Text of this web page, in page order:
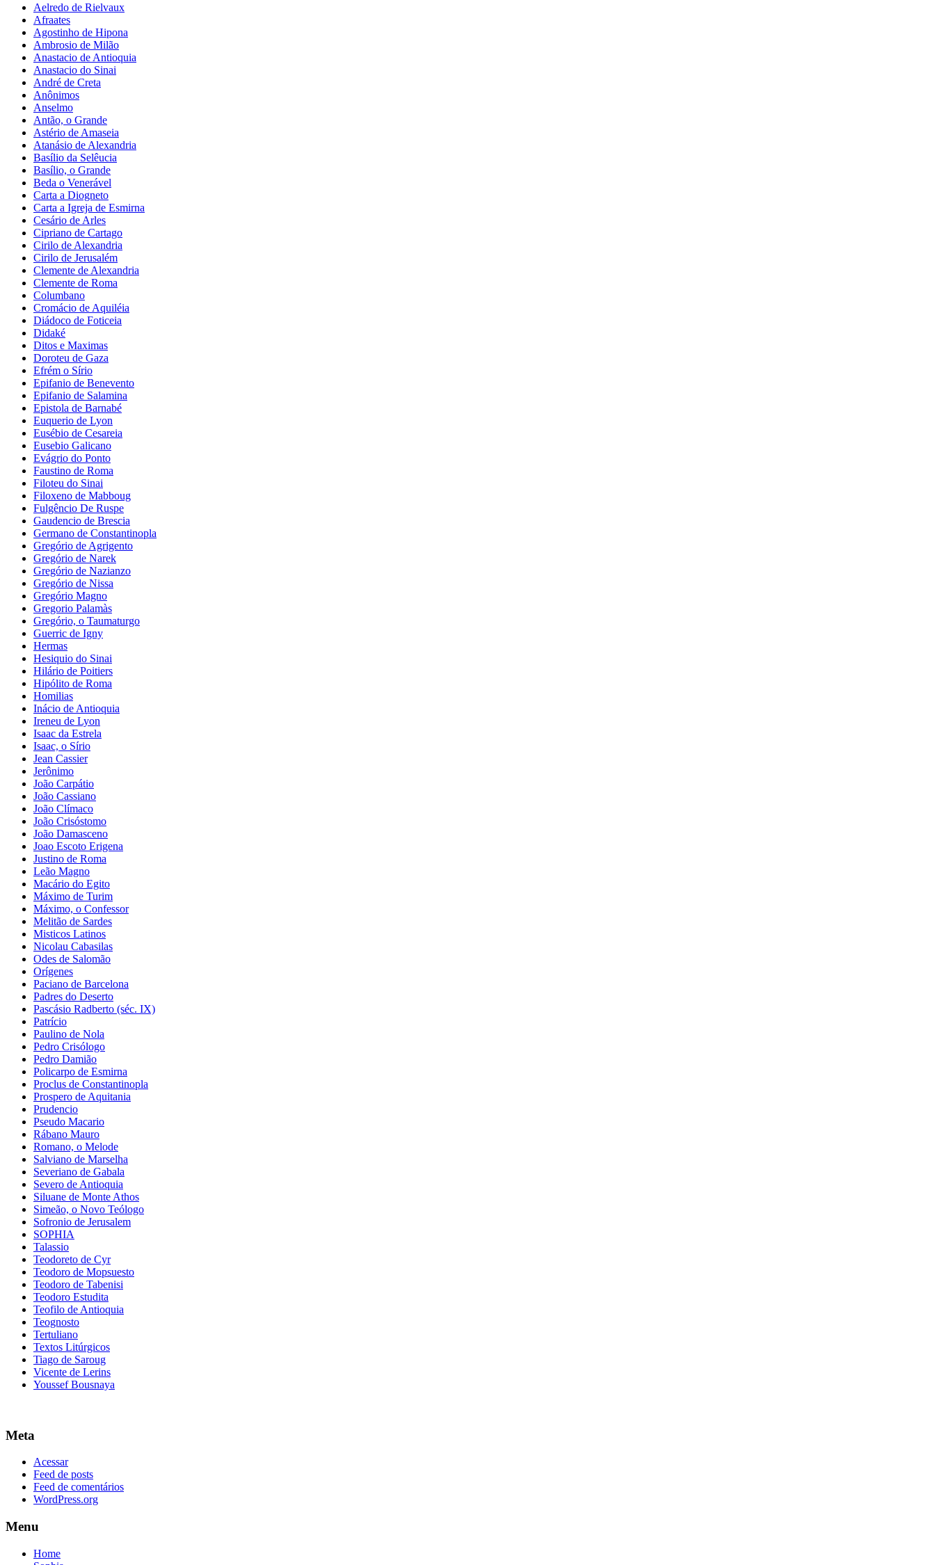
Aelredo de Rielvaux
Afraates
Agostinho de Hipona
Ambrosio de Milão
Anastacio de Antioquia
Anastacio do Sinai
André de Creta
Anônimos
Anselmo
Antão, o Grande
Astério de Amaseia
Atanásio de Alexandria
Basílio da Selêucia
Basílio, o Grande
Beda o Venerável
Carta a Diogneto
Carta a Igreja de Esmirna
Cesário de Arles
Cipriano de Cartago
Cirilo de Alexandria
Cirilo de Jerusalém
Clemente de Alexandria
Clemente de Roma
Columbano
Cromácio de Aquiléia
Diádoco de Foticeia
Didaké
Ditos e Maximas
Doroteu de Gaza
Efrém o Sírio
Epifanio de Benevento
Epifanio de Salamina
Epistola de Barnabé
Euquerio de Lyon
Eusébio de Cesareia
Eusebio Galicano
Evágrio do Ponto
Faustino de Roma
Filoteu do Sinai
Filoxeno de Mabboug
Fulgêncio De Ruspe
Gaudencio de Brescia
Germano de Constantinopla
Gregório de Agrigento
Gregório de Narek
Gregório de Nazianzo
Gregório de Nissa
Gregório Magno
Gregorio Palamàs
Gregório, o Taumaturgo
Guerric de Igny
Hermas
Hesiquio do Sinai
Hilário de Poitiers
Hipólito de Roma
Homilias
Inácio de Antioquia
Ireneu de Lyon
Isaac da Estrela
Isaac, o Sírio
Jean Cassier
Jerônimo
João Carpátio
João Cassiano
João Clímaco
João Crisóstomo
João Damasceno
Joao Escoto Erigena
Justino de Roma
Leão Magno
Macário do Egito
Máximo de Turim
Máximo, o Confessor
Melitão de Sardes
Misticos Latinos
Nicolau Cabasilas
Odes de Salomão
Orígenes
Paciano de Barcelona
Padres do Deserto
Pascásio Radberto (séc. IX)
Patrício
Paulino de Nola
Pedro Crisólogo
Pedro Damião
Policarpo de Esmirna
Proclus de Constantinopla
Prospero de Aquitania
Prudencio
Pseudo Macario
Rábano Mauro
Romano, o Melode
Salviano de Marselha
Severiano de Gabala
Severo de Antioquia
Siluane de Monte Athos
Simeão, o Novo Teólogo
Sofronio de Jerusalem
SOPHIA
Talassio
Teodoreto de Cyr
Teodoro de Mopsuesto
Teodoro de Tabenisi
Teodoro Estudita
Teofilo de Antioquia
Teognosto
Tertuliano
Textos Litúrgicos
Tiago de Saroug
Vicente de Lerins
Youssef Bousnaya
Meta
Acessar
Feed de posts
Feed de comentários
WordPress.org
Menu
Home